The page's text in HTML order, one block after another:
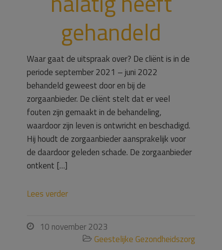
gehandeld
Waar gaat de uitspraak over? De cliënt is in de
periode september 2021 – juni 2022
behandeld geweest door en bij de
zorgaanbieder. De cliënt stelt dat er veel
fouten zijn gemaakt in de behandeling,
waardoor zijn leven is ontwricht en beschadigd.
Hij houdt de zorgaanbieder aansprakelijk voor
de daardoor geleden schade. De zorgaanbieder
ontkent […]
Lees verder
 10 november 2023
 Geestelijke Gezondheidszorg